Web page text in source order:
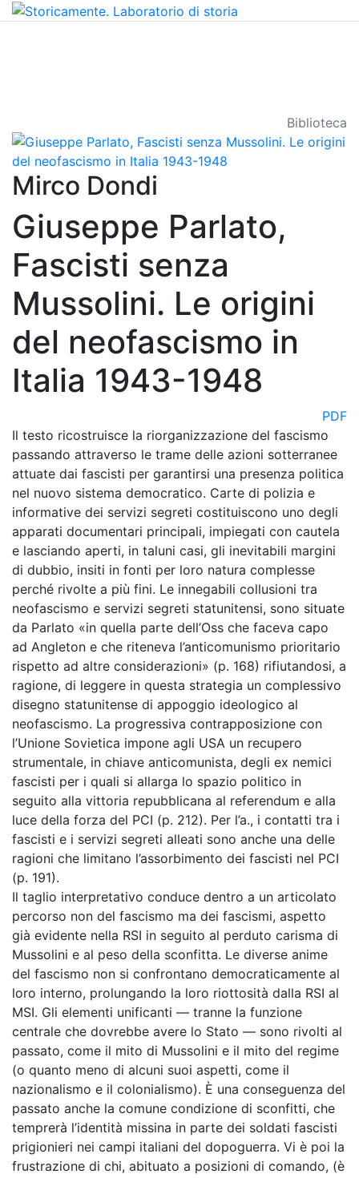
Biblioteca
Mirco Dondi
Giuseppe Parlato,
Fascisti senza
Mussolini. Le origini
del neofascismo in
Italia 1943-1948
PDF
Il testo ricostruisce la riorganizzazione del fascismo
passando attraverso le trame delle azioni sotterranee
attuate dai fascisti per garantirsi una presenza politica
nel nuovo sistema democratico. Carte di polizia e
informative dei servizi segreti costituiscono uno degli
apparati documentari principali, impiegati con cautela
e lasciando aperti, in taluni casi, gli inevitabili margini
di dubbio, insiti in fonti per loro natura complesse
perché rivolte a più fini. Le innegabili collusioni tra
neofascismo e servizi segreti statunitensi, sono situate
da Parlato «in quella parte dell’Oss che faceva capo
ad Angleton e che riteneva l’anticomunismo prioritario
rispetto ad altre considerazioni» (p. 168) rifiutandosi, a
ragione, di leggere in questa strategia un complessivo
disegno statunitense di appoggio ideologico al
neofascismo. La progressiva contrapposizione con
l’Unione Sovietica impone agli USA un recupero
strumentale, in chiave anticomunista, degli ex nemici
fascisti per i quali si allarga lo spazio politico in
seguito alla vittoria repubblicana al referendum e alla
luce della forza del PCI (p. 212). Per l’a., i contatti tra i
fascisti e i servizi segreti alleati sono anche una delle
ragioni che limitano l’assorbimento dei fascisti nel PCI
(p. 191).
Il taglio interpretativo conduce dentro a un articolato
percorso non del fascismo ma dei fascismi, aspetto
già evidente nella RSI in seguito al perduto carisma di
Mussolini e al peso della sconfitta. Le diverse anime
del fascismo non si confrontano democraticamente al
loro interno, prolungando la loro riottosità dalla RSI al
MSI. Gli elementi unificanti — tranne la funzione
centrale che dovrebbe avere lo Stato — sono rivolti al
passato, come il mito di Mussolini e il mito del regime
(o quanto meno di alcuni suoi aspetti, come il
nazionalismo e il colonialismo). È una conseguenza del
passato anche la comune condizione di sconfitti, che
temprerà l’identità missina in parte dei soldati fascisti
prigionieri nei campi italiani del dopoguerra. Vi è poi la
frustrazione di chi, abituato a posizioni di comando, (è